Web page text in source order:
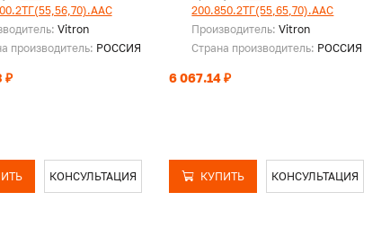
Vitron
производитель: РОССИЯ
₽
КОНСУЛЬТАЦИЯ
200.850.2ТГ(55,65,70).ААС
Производитель:Vitron
Страна производитель: РОССИЯ
6 067.14 ₽
КУПИТЬ КОНСУЛЬТАЦИЯ